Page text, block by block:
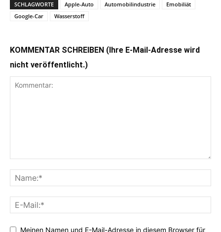
SCHLAGWORTE Apple-Auto Automobilindustrie
Emobiliät
Google-Car
Wasserstoff
KOMMENTAR SCHREIBEN (Ihre E-Mail-Adresse wird
nicht veröffentlicht.)
Meinen Namen und E-Mail-Adresse in diesem Browser für